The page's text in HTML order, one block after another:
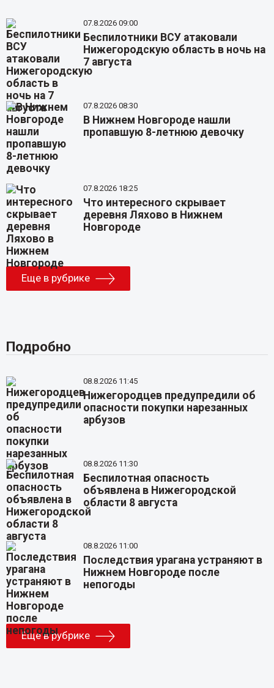
07.8.2026 09:00
Беспилотники ВСУ атаковали
Нижегородскую область в ночь на
7 августа
07.8.2026 08:30
В Нижнем Новгороде нашли
пропавшую 8-летнюю девочку
07.8.2026 18:25
Что интересного скрывает
деревня Ляхово в Нижнем
Новгороде
Еще в рубрике
Подробно
08.8.2026 11:45
Нижегородцев предупредили об
опасности покупки нарезанных
арбузов
08.8.2026 11:30
Беспилотная опасность
объявлена в Нижегородской
области 8 августа
08.8.2026 11:00
Последствия урагана устраняют в
Нижнем Новгороде после
непогоды
Еще в рубрике